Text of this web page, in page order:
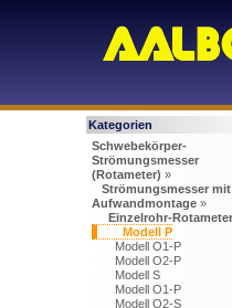
Kategorien
Schwebekörper-
Strömungsmesser
(Rotameter) »
Strömungsmesser mit
Aufwandmontage»
Einzelrohr-
Modell P
Modell O1-P
Modell O2-P
Modell S
Modell O1-P
Modell O2-S